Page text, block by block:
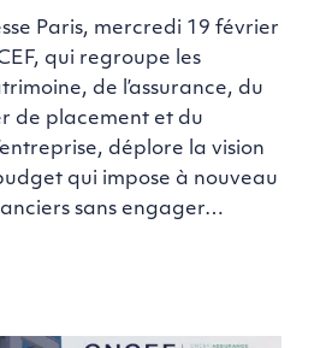
Paris, mercredi 19 février
qui regroupe les
de l’assurance, du
de placement et du
déplore la vision
qui impose à nouveau
sans engager…